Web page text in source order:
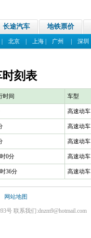
长途汽车 地铁票价
北京| 上海| 广州 深圳
刻表
时间 车型
高速动车
高速动车
高速动车
0分 高速动车
36分 高速动车
网站地图
号 联系我们:dnzm9@hotmail.com